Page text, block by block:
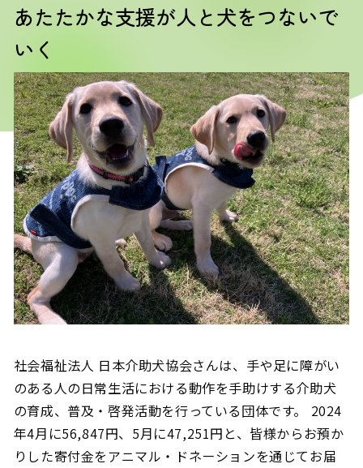
あたたかな支援が人と犬をつないで
いく
社会福祉法人 日本介助犬協会さんは、手や足に障がい
のある人の日常生活における動作を手助けする介助犬
の育成、普及・啓発活動を行っている団体です。 2024
年4月に56,847円、5月に47,251円と、皆様からお預か
りした寄付金をアニマル・ドネーションを通じてお届